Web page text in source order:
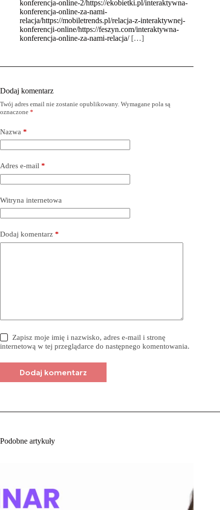
konferencja-online-2/https://ekobietki.pl/interaktywna-
konferencja-online-za-nami-
relacja/https://mobiletrends.pl/relacja-z-interaktywnej-
konferencji-online/https://feszyn.com/interaktywna-
konferencja-online-za-nami-relacja/[…]
Dodaj komentarz
Twój adres email nie zostanie opublikowany. Wymagane pola są
oznaczone *
Nazwa *
Adres e-mail *
Witryna internetowa
Dodaj komentarz *
Zapisz moje imię i nazwisko, adres e-mail i stronę
internetową w tej przeglądarce do następnego komentowania.
Dodaj komentarz
Podobne artykuły